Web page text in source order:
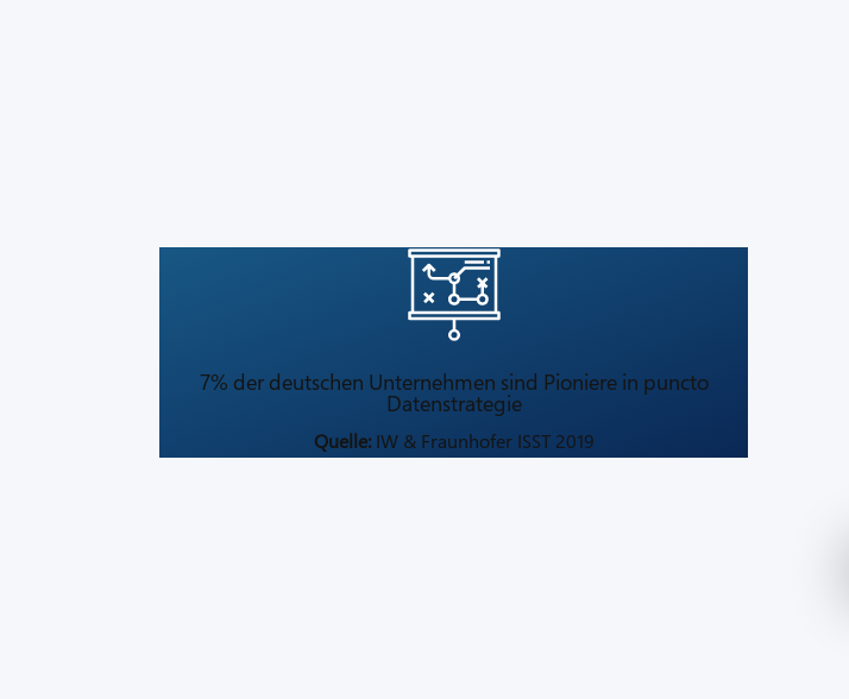
7% der deutschen Unternehmen sind Pioniere in puncto
Datenstrategie
Quelle:IW & Fraunhofer ISST 2019